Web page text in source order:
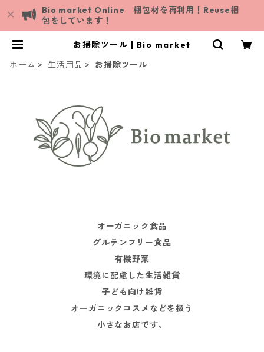
Bio market Online 梱包材を再利用！Reuse梱
包をしています！
お掃除ツール | Bio market
ホーム
生活用品 お掃除ツール
オーガニック食品
グルテンフリー食品
有機野菜
環境に配慮した生活雑貨
子ども向け雑貨
オーガニックコスメなどを扱う
小さなお店です。